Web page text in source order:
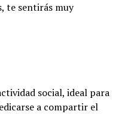
te sentirás muy
social, ideal para
a compartir el